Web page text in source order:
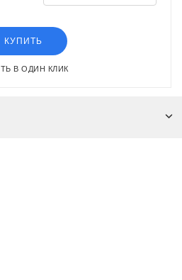
КУПИТЬ
В ОДИН КЛИК